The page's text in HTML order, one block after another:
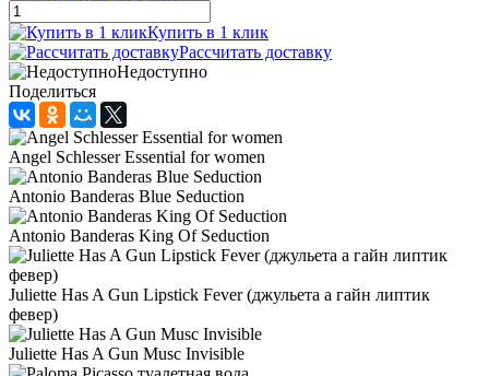
Купить в 1 клик
Рассчитать доставку
Недоступно
Поделиться
Angel Schlesser Essential for women
Antonio Banderas Blue Seduction
Antonio Banderas King Of Seduction
Juliette Has A Gun Lipstick Fever (джульета а гайн липтик
февер)
Juliette Has A Gun Musc Invisible